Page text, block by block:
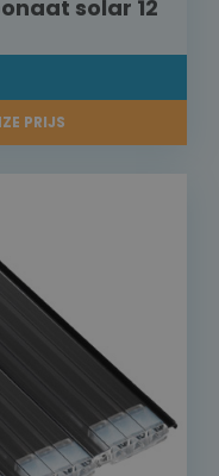
solar 12
PRIJS